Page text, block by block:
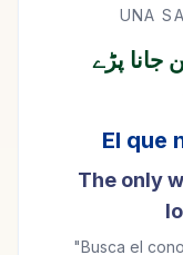
UNA
جانا پڑے
El que
The only
"Busca el